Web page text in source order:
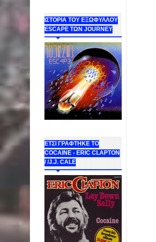
ΙΣΤΟΡΙΑ ΤΟΥ ΕΞΩΦΥΛΛΟΥ
ESCAPE ΤΩΝ JOURNEY
ΕΤΣΙ ΓΡΑΦΤΗΚΕ ΤΟ
COCAINE - ERIC CLAPTON
/ /J.J. CALE